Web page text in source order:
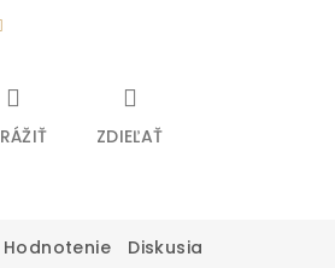
ZDIEĽAŤ
Hodnotenie Diskusia